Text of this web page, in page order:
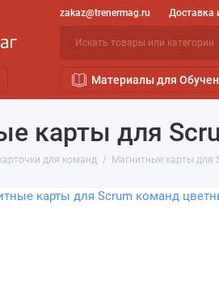
zakaz@trenermag.ru Доставка
Материалы для
карты для
для команд Магнитные карты для